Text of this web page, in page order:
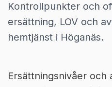
Kontrollpunkter och
ersättning, LOV och
hemtjänst i Höganäs.
Ersättningsnivåer och